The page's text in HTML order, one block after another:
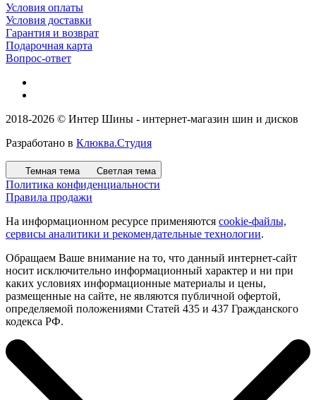
Условия оплаты
Условия доставки
Гарантия и возврат
Подарочная карта
Вопрос-ответ
2018-2026 © Интер Шины - интернет-магазин шин и дисков
Разработано в Клюква.Студия
Темная тема Светлая тема
Политика конфиденциальности
Правила продажи
На информационном ресурсе применяются cookie-файлы,
сервисы аналитики и рекомендательные технологии.
Обращаем Ваше внимание на то, что данный интернет-сайт
носит исключительно информационный характер и ни при
каких условиях информационные материалы и цены,
размещенные на сайте, не являются публичной офертой,
определяемой положениями Статей 435 и 437 Гражданского
кодекса РФ.